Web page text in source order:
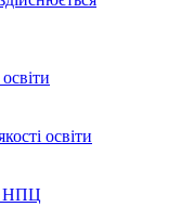
освіти
НПЦ